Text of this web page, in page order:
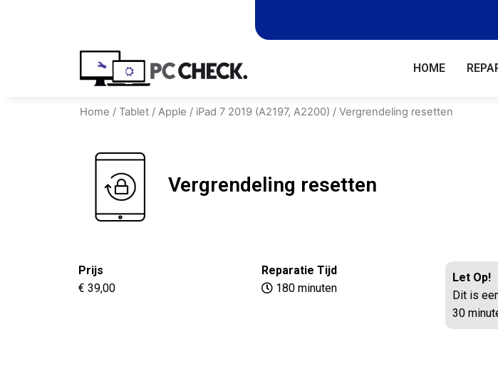
HOME
Home / Tablet / Apple / iPad 7 2019 (A2197, A2200) / Vergrendeling resetten
Vergrendeling resetten
Prijs
€ 39,00
Reparatie Tijd
180 minuten
Let Op!
Dit is
30